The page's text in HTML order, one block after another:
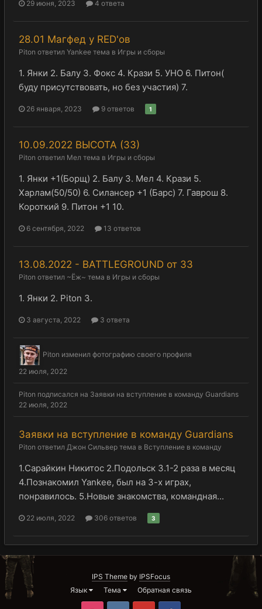
29 июня, 2023 4 ответа
28.01 Магфед у RED'ов
Piton ответил Yankee тема в Игры и сборы
1. Янки 2. Балу 3. Фокс 4. Крази 5. УНО 6. Питон(
буду присутствовать, но без участия) 7.
26 января, 2023 9 ответов 1
10.09.2022 ВЫСОТА (ЗЗ)
Piton ответил Мел тема в Игры и сборы
1. Янки +1(Борщ) 2. Балу 3. Мел 4. Крази 5.
Харлам(50/50) 6. Силансер +1 (Барс) 7. Гаврош 8.
Короткий 9. Питон +1 10.
6 сентября, 2022 13 ответов
13.08.2022 - BATTLEGROUND от ЗЗ
Piton ответил ~Ёж~ тема в Игры и сборы
1. Янки 2. Piton 3.
3 августа, 2022 3 ответа
Piton изменил фотографию своего профиля
22 июля, 2022
Piton подписался на Заявки на вступление в команду Guardians
22 июля, 2022
Заявки на вступление в команду Guardians
Piton ответил Джон Сильвер тема в Вступление в команду
1.Сарайкин Никитос 2.Подольск 3.1-2 раза в месяц
4.Познакомил Yankee, был на 3-х играх,
понравилось. 5.Новые знакомства, командная...
22 июля, 2022 306 ответов 3
IPS Theme by IPSFocus
Язык
Тема Обратная связь